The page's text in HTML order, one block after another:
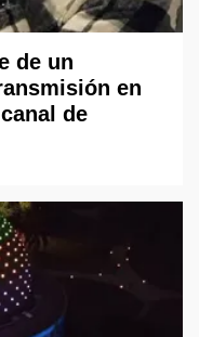
de un
en
de